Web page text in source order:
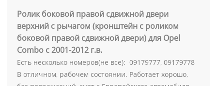
Ролик боковой правой сдвижной двери
верхний с рычагом (кронштейн с роликом
боковой правой сдвижной двери) для Opel
Combo с 2001-2012 г.в.
Есть несколько номеров(не все): 09179777, 09179778
В отличном, рабочем состоянии. Работает хорошо,